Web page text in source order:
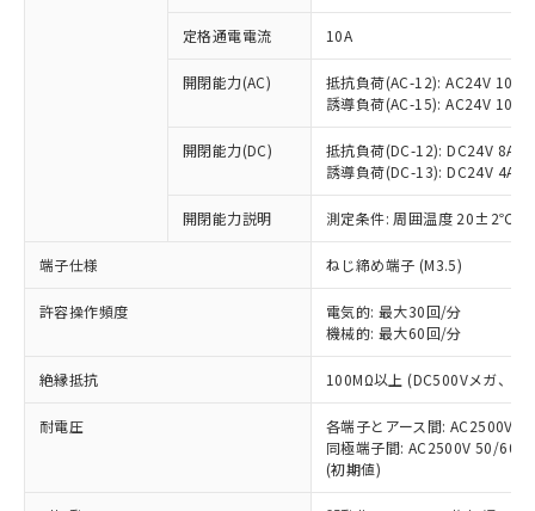
定格通電電流 10A
開閉能力(AC)
抵抗負荷(AC-12): AC24V 10A/
誘導負荷(AC-15): AC24V
開閉能力(DC)
抵抗負荷(DC-12): DC24V 8A/
誘導負荷(DC-13): DC24V 4A/
開閉能力説明 測定条件: 周囲温度 20±2℃、
端子仕様 ねじ締め端子 (M3.5)
許容操作頻度
電気的: 最大30回/分
機械的: 最大60回/分
絶縁抵抗 100MΩ以上 (DC500Vメガ、点
耐電圧
各端子とアース間: AC2500V
同極端子間: AC2500V 50/
(初期値)
ご利用条件
以下の条件をお読みいただき、同意のうえ
ご利用ください。
本サービスは、当社制御機器事業取扱
商品の当社在庫状況および標準価格
(税抜)を提供させていただくもので
当社制御機器事業取扱商品の中には、
本サービスの対象外となる商品もある
ことをご了承ください。
在庫状況および標準価格照会結果は、
記載している更新日時点での社内デー
タに基づき作成されるものであり、閲
覧された時点での実際の在庫および標
準価格とは異なる場合があることをご
対応予定：EU RoHS指令（10物質）の非含
有に対応した製品に切り替える予定のある
対応予定なし：EU RoHS指令（10物質）の
非含有に非対応の商品で、対応品を出す予
定はありません。
調査・確認中：EU RoHS指令（10物質）の
非含有の対応状況を調査中または確認中の
非該当品：ライセンス料など無形物で、有
害物質有無と関係のない商品です。
仕入先様の事情により、非含有部品として
いたものが、含有品と判明した場合などや
むを得ず変更することがあります。
鉛(Pb) 1000ppm以下、 水銀(Hg) 1000ppm以下、 カド
六価クロム(Cr(Ⅵ)) 1000ppm以下、ポリ臭化ビフェニル
類(PBB) 1000ppm以下、ポリ臭化ジフェニルエーテル類
(PBDE) 1000ppm以下、フタル酸ビス(2-エチルヘキシ
※1 中国RoHS○×表
「○」：最大均質材料含有率が中国RoHSの
基準値以下であることを示します。
「×」：最大均質材料含有率が中国RoHSの
基準値を超えていることを示します。
「－」：未確認です。当社販売部門へお問
い合わせください。
*中国RoHS10物質の基準値 (GB/T26572)：
Pb(鉛) :1000ppm、 Hg(水銀) : 1000ppm、 Cd(カドミウ
Cr(Ⅵ)(六価クロム) : 1000ppm、 PBBs(ポリ臭化ビフェ
当社は、これら貴社製品のうち、外国
為替および外国貿易法に定める商品
（以下｢規制貨物等」という）を輸出
国政府の輸出許可(または役務取引許
可)を取得するなどの必要な手続きを